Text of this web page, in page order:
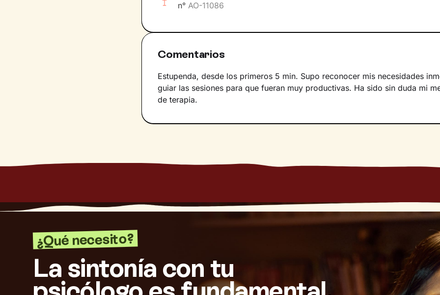
n° AO-11086
Comentarios
Estupenda, desde los primeros 5 min. Supo reconocer mis necesidades
guiar las sesiones para que fueran muy productivas. Ha sido sin duda mi
de terapia.
¿Qué necesito?
La sintonía con tu